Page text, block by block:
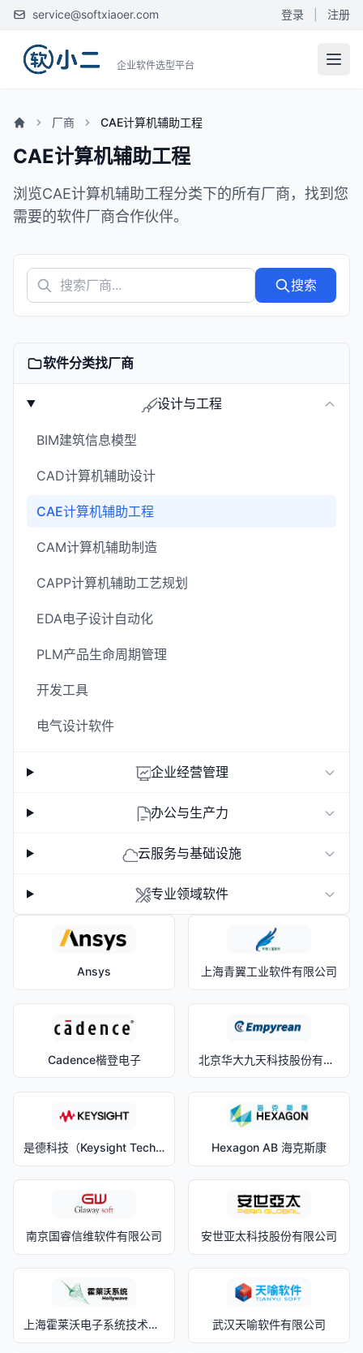
service@softxiaoer.com 登录 注册
企业软件选型平台
厂商 CAE计算机辅助工程
CAE计算机辅助工程
浏览CAE计算机辅助工程分类下的所有厂商，找到您
需要的软件厂商合作伙伴。
搜索
软件分类找厂商
设计与工程
BIM建筑信息模型
CAD计算机辅助设计
CAE计算机辅助工程
CAM计算机辅助制造
CAPP计算机辅助工艺规划
EDA电子设计自动化
PLM产品生命周期管理
开发工具
电气设计软件
企业经营管理
办公与生产力
云服务与基础设施
专业领域软件
Ansys 上海青翼工业软件有限公司
Cadence楷登电子 北京华大九天科技股份有限公司
是德科技（Keysight Technologies） Hexagon AB 海克斯康
南京国睿信维软件有限公司 安世亚太科技股份有限公司
上海霍莱沃电子系统技术股份有限公司 武汉天喻软件有限公司